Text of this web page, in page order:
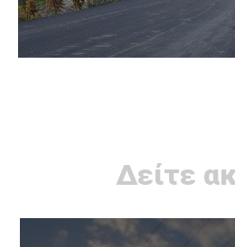
Δείτε